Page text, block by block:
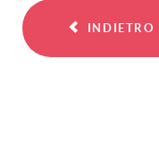
INDIETRO